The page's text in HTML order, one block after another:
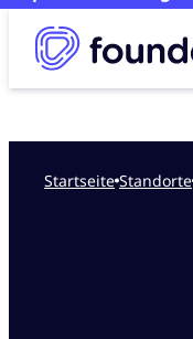
Startseite standorte